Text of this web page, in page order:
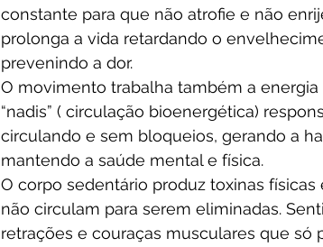
constante para que não atrofie e não
prolonga a vida retardando o
prevenindo a dor.
O movimento trabalha também a
“nadis” ( circulação bioenergética)
circulando e sem bloqueios, gerando a
mantendo a saúde mental e física.
O corpo sedentário produz toxinas
não circulam para serem eliminadas.
retrações e couraças musculares que